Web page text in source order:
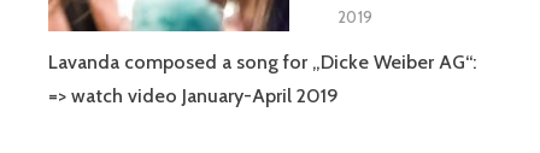
2019
Lavanda composed a song for „Dicke Weiber AG“:
=> watch video January-April 2019